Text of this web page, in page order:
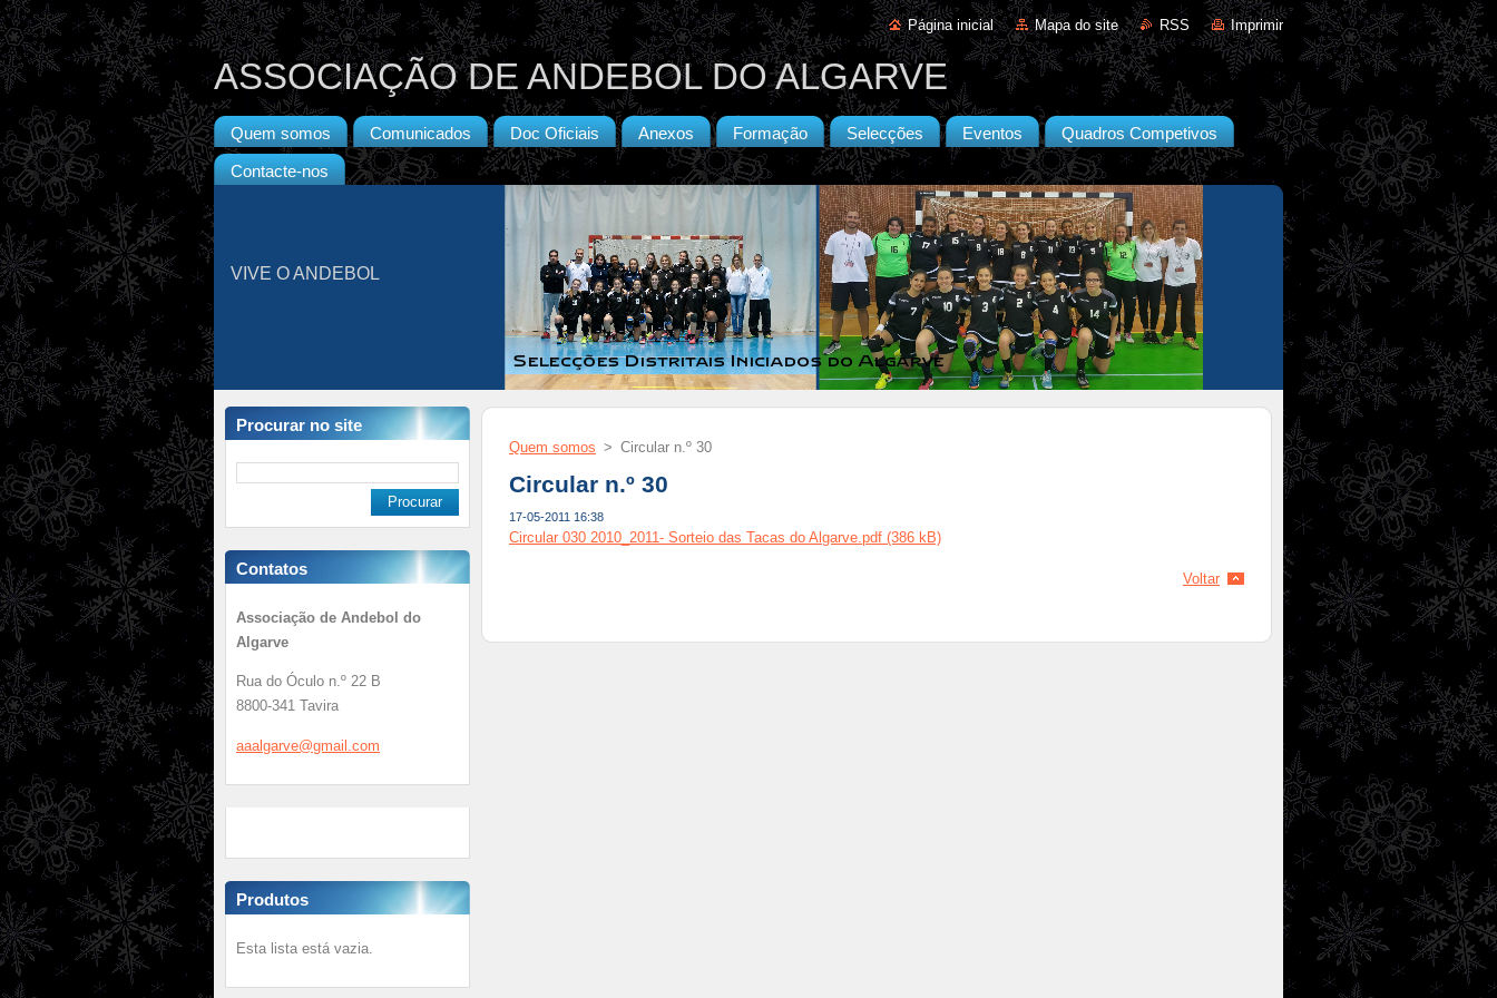
Página inicial Mapa do site RSS Imprimir
ASSOCIAÇÃO DE ANDEBOL DO ALGARVE
Quem somos Comunicados Doc Oficiais Anexos Formação Selecções Eventos Quadros Competivos
Contacte-nos
VIVE O ANDEBOL
Procurar no site
Contatos
Associação de Andebol do
Algarve
Rua do Óculo n.º 22 B
8800-341 Tavira
aaalgarve@gmail. com
Produtos
Esta lista está vazia.
Quem somos > Circular n.º 30
Circular n.º 30
17-05-2011 16:38
Circular 030 2010_2011- Sorteio das Tacas do Algarve.pdf (386 kB)
Voltar